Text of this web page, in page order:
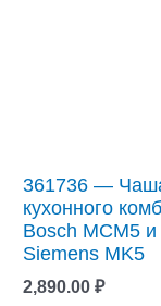
361736 —
кухонного
Bosch MCM5 и
Siemens MK5
2,890.00 ₽